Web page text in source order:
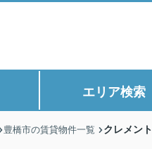
エリア検索
豊橋市の賃貸物件一覧 クレメント